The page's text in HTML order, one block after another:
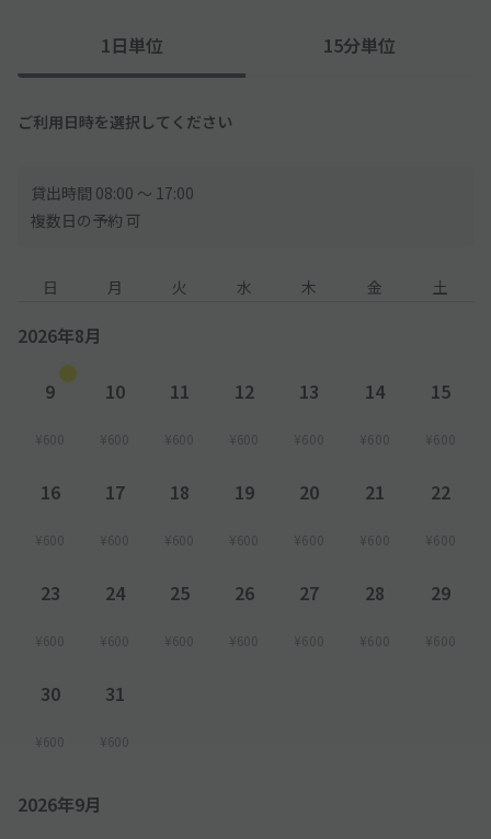
1日単位 15分単位
ご利用日時を選択してください
貸出時間 08:00 〜 17:00
複数日の予約 可
日 月 火 水 木 金 土
2026年8月
9
¥600
10
¥600
11
¥600
12
¥600
13
¥600
14
¥600
15
¥600
16
¥600
17
¥600
18
¥600
19
¥600
20
¥600
21
¥600
22
¥600
23
¥600
24
¥600
25
¥600
26
¥600
27
¥600
28
¥600
29
¥600
30
¥600
31
¥600
2026年9月